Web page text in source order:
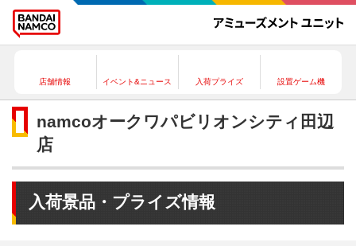
店舗情報 イベント&ニュース 入荷プライズ 設置ゲーム機
namcoオークワパビリオンシティ田辺
店
入荷景品・プライズ情報